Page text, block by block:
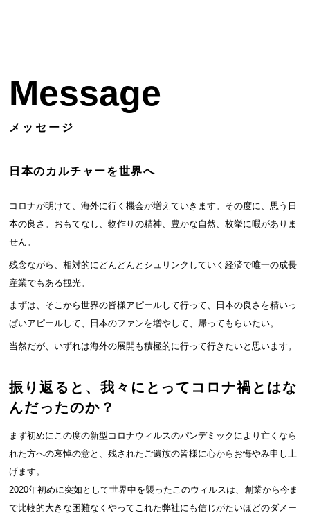
Message
メッセージ
日本のカルチャーを世界へ
コロナが明けて、海外に行く機会が増えていきます。その度に、思う日
本の良さ。おもてなし、物作りの精神、豊かな自然、枚挙に暇がありま
せん。
残念ながら、相対的にどんどんとシュリンクしていく経済で唯一の成長
産業でもある観光。
まずは、そこから世界の皆様アピールして行って、日本の良さを精いっ
ぱいアピールして、日本のファンを増やして、帰ってもらいたい。
当然だが、いずれは海外の展開も積極的に行って行きたいと思います。
振り返ると、我々にとってコロナ禍とはな
んだったのか？
まず初めにこの度の新型コロナウィルスのパンデミックにより亡くなら
れた方への哀悼の意と、残されたご遺族の皆様に心からお悔やみ申し上
げます。
2020年初めに突如として世界中を襲ったこのウィルスは、創業から今ま
で比較的大きな困難なくやってこれた弊社にも信じがたいほどのダメー